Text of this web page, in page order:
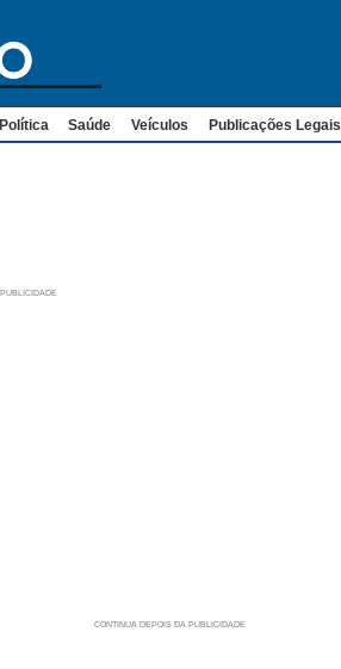
Política Saúde Veículos Publicações Legais